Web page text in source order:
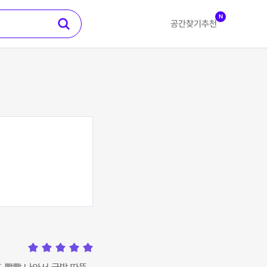
공간찾기 추천
N